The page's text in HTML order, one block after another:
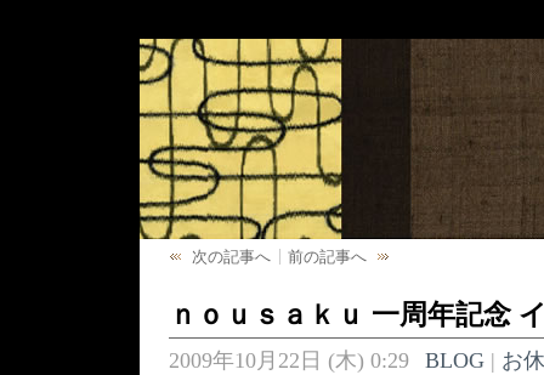
次の記事へ 前の記事へ
ｎｏｕｓａｋｕ 一周年記念
2009年10月22日 (木) 0:29 BLOG| お